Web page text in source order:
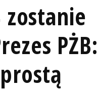
zostanie
PŻB: